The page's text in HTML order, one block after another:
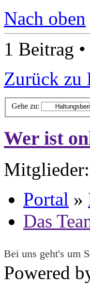
Nach oben
1 Beitrag
Zurück zu
Gehe zu:
Wer ist
Portal »
Das
Bei uns geht's um
Powered